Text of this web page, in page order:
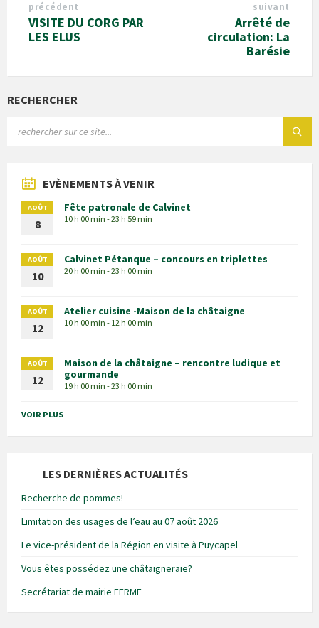
précédent
VISITE DU CORG PAR
LES ELUS
suivant
Arrêté de
circulation: La
Barésie
RECHERCHER
EVÈNEMENTS À VENIR
AOÛT
8
Fête patronale de Calvinet
10 h 00 min - 23 h 59 min
AOÛT
10
Calvinet Pétanque – concours en triplettes
20 h 00 min - 23 h 00 min
AOÛT
12
Atelier cuisine -Maison de la châtaigne
10 h 00 min - 12 h 00 min
AOÛT
12
Maison de la châtaigne – rencontre ludique et
gourmande
19 h 00 min - 23 h 00 min
VOIR PLUS
LES DERNIÈRES ACTUALITÉS
Recherche de pommes!
Limitation des usages de l’eau au 07 août 2026
Le vice-président de la Région en visite à Puycapel
Vous êtes possédez une châtaigneraie?
Secrétariat de mairie FERME